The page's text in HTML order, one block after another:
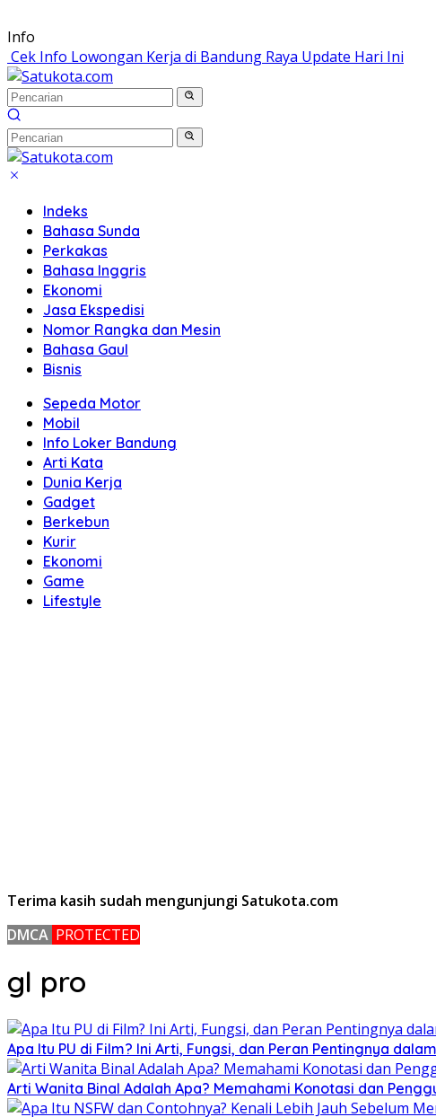
Langsung
ke
konten
Info
Cek Info Lowongan Kerja di Bandung Raya Update Hari Ini
Indeks
Bahasa Sunda
Perkakas
Bahasa Inggris
Ekonomi
Jasa Ekspedisi
Nomor Rangka dan Mesin
Bahasa Gaul
Bisnis
Sepeda Motor
Mobil
Info Loker Bandung
Arti Kata
Dunia Kerja
Gadget
Berkebun
Kurir
Ekonomi
Game
Lifestyle
Terima kasih sudah mengunjungi Satukota.com
DMCA PROTECTED
gl pro
Apa Itu PU di Film? Ini Arti, Fungsi, dan Peran Pentingnya
Arti Wanita Binal Adalah Apa? Memahami Konotasi dan